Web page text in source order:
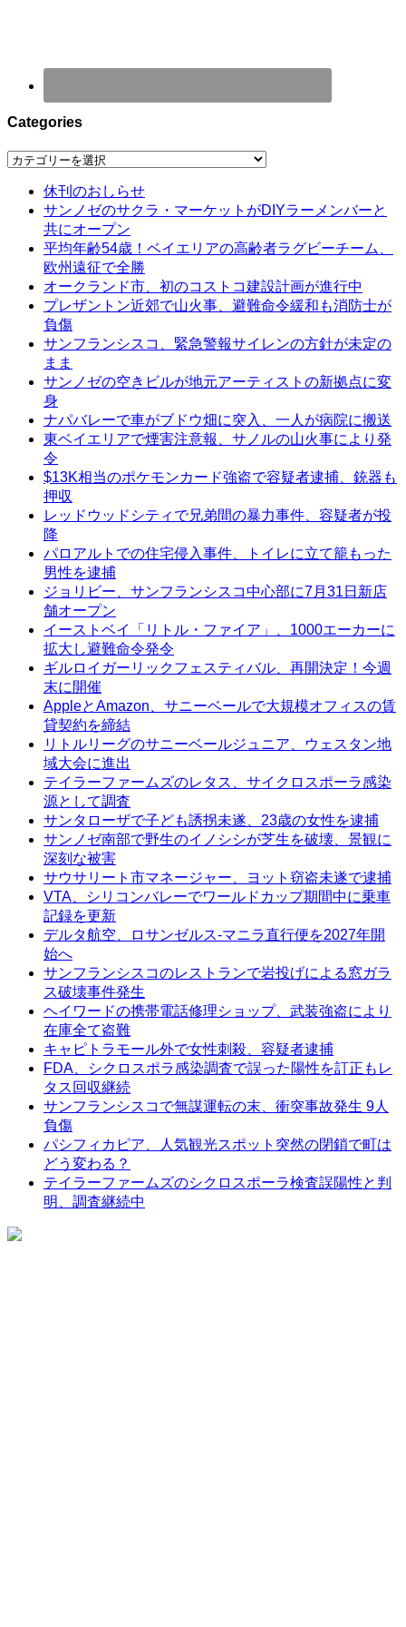
Categories
Categories
休刊のおしらせ
サンノゼのサクラ・マーケットがDIYラーメンバーと
共にオープン
平均年齢54歳！ベイエリアの高齢者ラグビーチーム、
欧州遠征で全勝
オークランド市、初のコストコ建設計画が進行中
プレザントン近郊で山火事、避難命令緩和も消防士が
負傷
サンフランシスコ、緊急警報サイレンの方針が未定の
まま
サンノゼの空きビルが地元アーティストの新拠点に変
身
ナパバレーで車がブドウ畑に突入、一人が病院に搬送
東ベイエリアで煙害注意報、サノルの山火事により発
令
$13K相当のポケモンカード強盗で容疑者逮捕、銃器も
押収
レッドウッドシティで兄弟間の暴力事件、容疑者が投
降
パロアルトでの住宅侵入事件、トイレに立て籠もった
男性を逮捕
ジョリビー、サンフランシスコ中心部に7月31日新店
舗オープン
イーストベイ「リトル・ファイア」、1000エーカーに
拡大し避難命令発令
ギルロイガーリックフェスティバル、再開決定！今週
末に開催
AppleとAmazon、サニーベールで大規模オフィスの賃
貸契約を締結
リトルリーグのサニーベールジュニア、ウェスタン地
域大会に進出
テイラーファームズのレタス、サイクロスポーラ感染
源として調査
サンタローザで子ども誘拐未遂、23歳の女性を逮捕
サンノゼ南部で野生のイノシシが芝生を破壊、景観に
深刻な被害
サウサリート市マネージャー、ヨット窃盗未遂で逮捕
VTA、シリコンバレーでワールドカップ期間中に乗車
記録を更新
デルタ航空、ロサンゼルス-マニラ直行便を2027年開
始へ
サンフランシスコのレストランで岩投げによる窓ガラ
ス破壊事件発生
ヘイワードの携帯電話修理ショップ、武装強盗により
在庫全て盗難
キャピトラモール外で女性刺殺、容疑者逮捕
FDA、シクロスポラ感染調査で誤った陽性を訂正もレ
タス回収継続
サンフランシスコで無謀運転の末、衝突事故発生 9人
負傷
パシフィカピア、人気観光スポット突然の閉鎖で町は
どう変わる？
テイラーファームズのシクロスポーラ検査誤陽性と判
明、調査継続中